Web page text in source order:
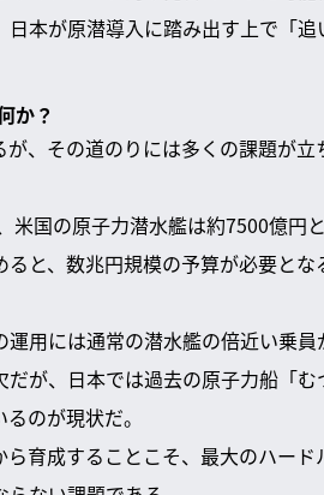
本が原潜導入に踏み出す上で「追
か？
、その道のりには多くの課題が立
米国の原子力潜水艦は約7500億円
と、数兆円規模の予算が必要とな
用には通常の潜水艦の倍近い乗員
が、日本では過去の原子力船「む
のが現状だ。
育成することこそ、最大のハード